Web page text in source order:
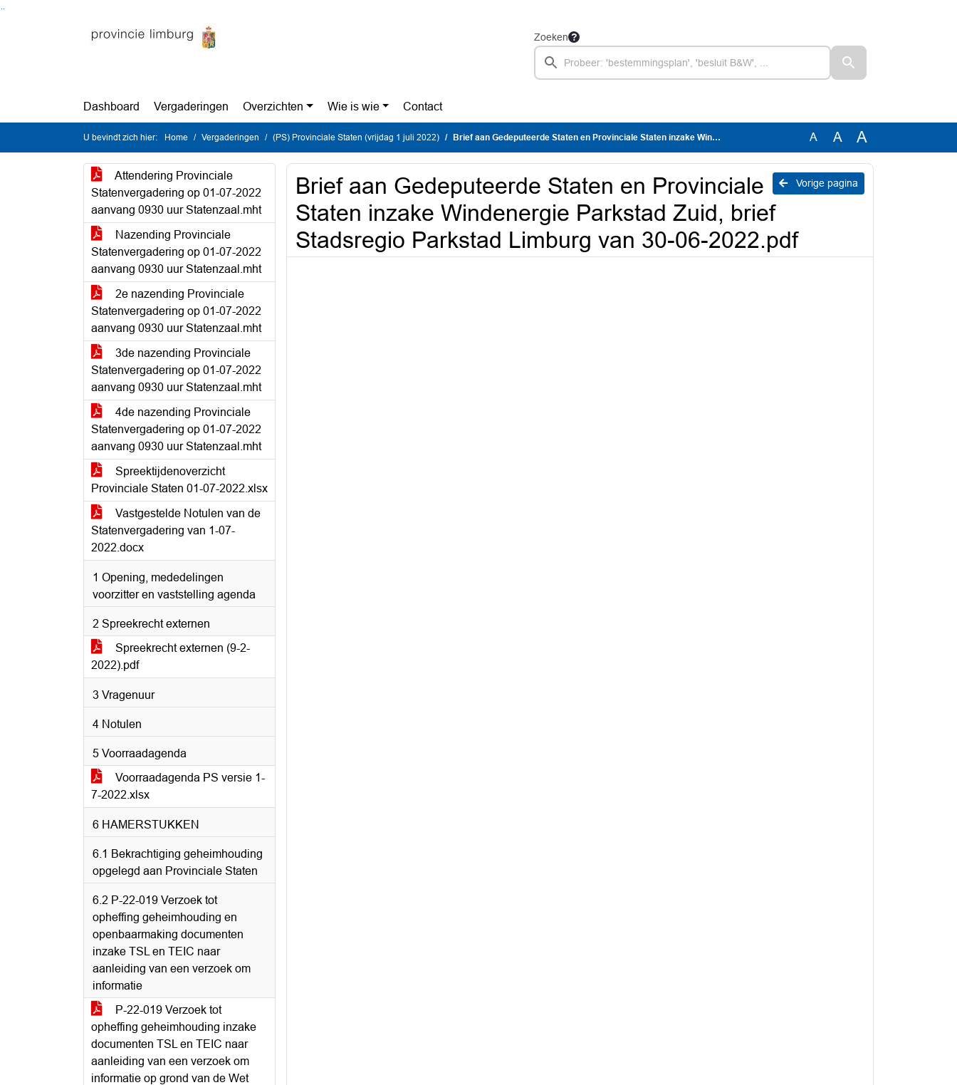
Zoeken
Dashboard Vergaderingen Overzichten Wie is wie Contact
U bevindt zich hier: Home Vergaderingen (PS) Provinciale Staten (vrijdag 1 juli 2022) Brief aan Gedeputeerde Staten en Provinciale Staten inzake Windenergie Parkstad Zuid, brief Stadsregio Parkstad Limburg van 30-06-2022.pdf A A A
Attendering Provinciale
Statenvergadering op 01-07-2022
aanvang 0930 uur Statenzaal.mht
Nazending Provinciale
Statenvergadering op 01-07-2022
aanvang 0930 uur Statenzaal.mht
2e nazending Provinciale
Statenvergadering op 01-07-2022
aanvang 0930 uur Statenzaal.mht
3de nazending Provinciale
Statenvergadering op 01-07-2022
aanvang 0930 uur Statenzaal.mht
4de nazending Provinciale
Statenvergadering op 01-07-2022
aanvang 0930 uur Statenzaal.mht
Spreektijdenoverzicht
Provinciale Staten 01-07-2022.xlsx
Vastgestelde Notulen van de
Statenvergadering van 1-07-
2022.docx
1 Opening, mededelingen
voorzitter en vaststelling agenda
2 Spreekrecht externen
Spreekrecht externen (9-2-
2022).pdf
3 Vragenuur
4 Notulen
5 Voorraadagenda
Voorraadagenda PS versie 1-
7-2022.xlsx
6 HAMERSTUKKEN
6.1 Bekrachtiging geheimhouding
opgelegd aan Provinciale Staten
6.2 P-22-019 Verzoek tot
opheffing geheimhouding en
openbaarmaking documenten
inzake TSL en TEIC naar
aanleiding van een verzoek om
informatie
P-22-019 Verzoek tot
opheffing geheimhouding inzake
documenten TSL en TEIC naar
aanleiding van een verzoek om
informatie op grond van de Wet
Vorige pagina
Brief aan Gedeputeerde Staten en Provinciale
Staten inzake Windenergie Parkstad Zuid, brief
Stadsregio Parkstad Limburg van 30-06-2022.pdf